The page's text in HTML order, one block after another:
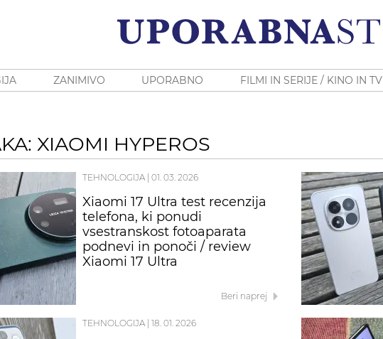
ZANIMIVO UPORABNO FILMI IN SERIJE / KINO IN TV
XIAOMI HYPEROS
TEHNOLOGIJA 01. 03. 2026
Xiaomi 17 Ultra test recenzija
telefona, ki ponudi
vsestranskost fotoaparata
podnevi in ponoči / review
Xiaomi 17 Ultra
Beri naprej
TEHNOLOGIJA 18. 01. 2026